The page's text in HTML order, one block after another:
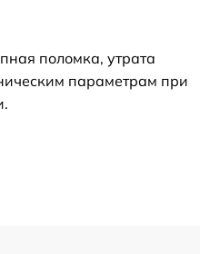
поломка, утрата
параметрам при